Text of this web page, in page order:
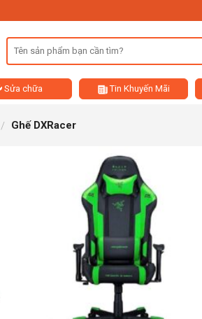
Sửa chữa Tin Khuyến Mãi
/ Ghế DXRacer